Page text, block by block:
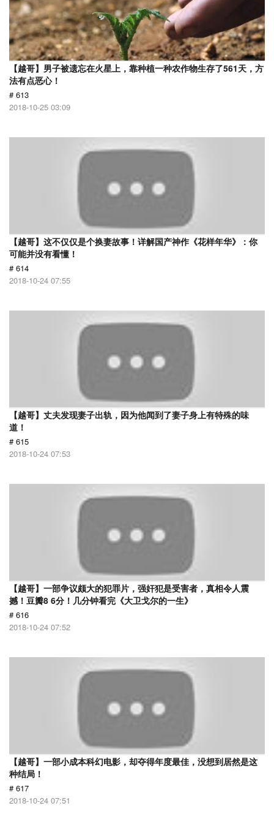
【越哥】男子被遗忘在火星上，靠种植一种农作物生存了561天，方
法有点恶心！
# 613
2018-10-25 03:09
【越哥】这不仅仅是个换妻故事！详解国产神作《花样年华》：你
可能并没有看懂！
# 614
2018-10-24 07:55
【越哥】丈夫发现妻子出轨，因为他闻到了妻子身上有特殊的味
道！
# 615
2018-10-24 07:53
【越哥】一部争议颇大的犯罪片，强奸犯是受害者，真相令人震
撼！豆瓣8 6分！几分钟看完《大卫戈尔的一生》
# 616
2018-10-24 07:52
【越哥】一部小成本科幻电影，却夺得年度最佳，没想到居然是这
种结局！
# 617
2018-10-24 07:51